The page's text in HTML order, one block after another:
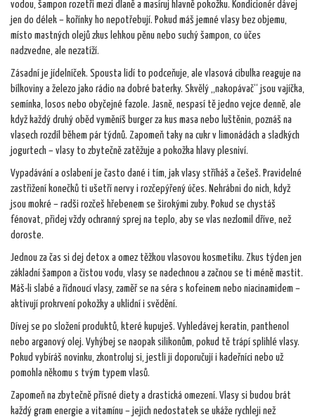
vodou, šampon rozetři mezi dlaně a masíruj hlavně pokožku. Kondicionér dávej
jen do délek – kořínky ho nepotřebují. Pokud máš jemné vlasy bez objemu,
místo mastných olejů zkus lehkou pěnu nebo suchý šampon, co účes
nadzvedne, ale nezatíží.
Zásadní je jídelníček. Spousta lidí to podceňuje, ale vlasová cibulka reaguje na
bílkoviny a železo jako rádio na dobré baterky. Skvělý „nakopávač“ jsou vajíčka,
semínka, losos nebo obyčejné fazole. Jasně, nespasí tě jedno vejce denně, ale
když každý druhý oběd vyměníš burger za kus masa nebo luštěnin, poznáš na
vlasech rozdíl během pár týdnů. Zapomeň taky na cukr v limonádách a sladkých
jogurtech – vlasy to zbytečně zatěžuje a pokožka hlavy plesniví.
Vypadávání a oslabení je často dané i tím, jak vlasy stříháš a češeš. Pravidelné
zastřižení konečků ti ušetří nervy i rozčepýřený účes. Nehrábni do nich, když
jsou mokré – radši rozčeš hřebenem se širokými zuby. Pokud se chystáš
fénovat, přidej vždy ochranný sprej na teplo, aby se vlas nezlomil dříve, než
doroste.
Jednou za čas si dej detox a omez těžkou vlasovou kosmetiku. Zkus týden jen
základní šampon a čistou vodu, vlasy se nadechnou a začnou se ti méně mastit.
Máš-li slabé a řídnoucí vlasy, zaměř se na séra s kofeinem nebo niacinamidem –
aktivují prokrvení pokožky a uklidní i svědění.
Dívej se po složení produktů, které kupuješ. Vyhledávej keratin, panthenol
nebo arganový olej. Vyhýbej se naopak silikonům, pokud tě trápí splihlé vlasy.
Pokud vybíráš novinku, zkontroluj si, jestli ji doporučují i kadeřníci nebo už
pomohla někomu s tvým typem vlasů.
Zapomeň na zbytečně přísné diety a drastická omezení. Vlasy si budou brát
každý gram energie a vitamínu – jejich nedostatek se ukáže rychleji než